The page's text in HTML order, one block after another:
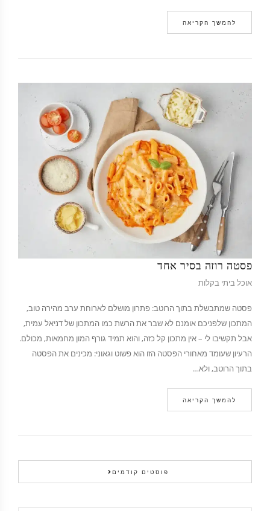
להמשך הקריאה
פסטה רוזה בסיר אחד
אוכל ביתי בקלות
פסטה שמתבשלת בתוך הרוטב: פתרון מושלם לארוחת ערב מהירה טוב,
המתכון שלפניכם אומנם לא שבר את הרשת כמו המתכון של דניאל עמית,
אבל תקשיבו לי – אין מתכון קל כזה, והוא תמיד גורף המון מחמאות, מכולם.
הרעיון שעומד מאחורי הפסטה הזו הוא פשוט וגאוני: מכינים את הפסטה
בתוך הרוטב, ולא…
להמשך הקריאה
פוסטים קודמים